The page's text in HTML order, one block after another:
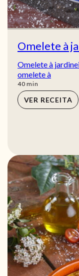
Omelete à
Omelete à
omelete à
40min
min
VER RECEITA